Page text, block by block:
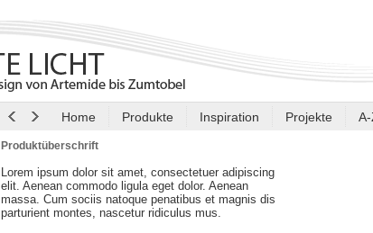
Home Produkte Inspiration Projekte
Produktüberschrift
Lorem ipsum dolor sit amet, consectetuer adipiscing
elit. Aenean commodo ligula eget dolor. Aenean
massa. Cum sociis natoque penatibus et magnis dis
parturient montes, nascetur ridiculus mus.